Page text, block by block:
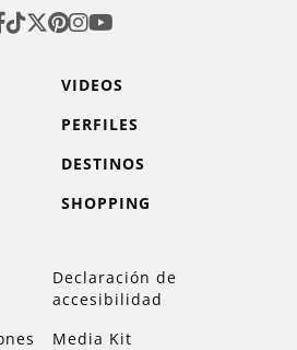
VIDEOS
PERFILES
DESTINOS
SHOPPING
Declaración de
accesibilidad
Media Kit